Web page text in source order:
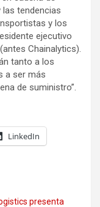
tendencias
y los
ejecutivo
Chainalytics).
tanto a los
a ser más
de suministro”.
LinkedIn
presenta